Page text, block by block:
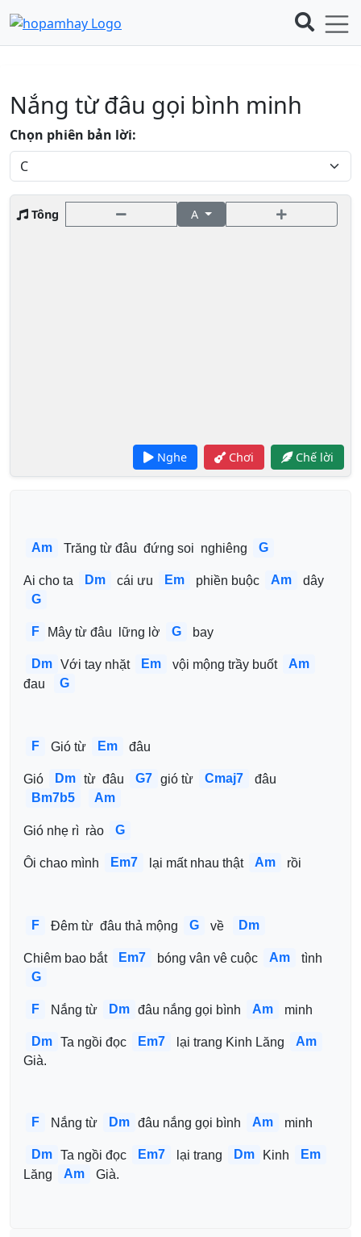
Nắng từ đâu gọi bình minh
Chọn phiên bản lời:
Tông A
Nghe Chơi Chế lời
Am Trăng từ đâu  đứng soi  nghiêng G
Ai cho ta Dm cái ưu Em phiền buộc Am
dây
G
F Mây từ đâu  lững lờ G bay
Dm Với tay nhặt Em vội mộng trầy buốt
Am
đau
G
F Gió từ Em đâu
Gió Dm từ  đâu G7 gió từ Cmaj7
đâu
Bm7b5
Am
Gió nhẹ rì  rào G
Ôi chao mình Em7 lại mất nhau thật Am rồi
F Đêm từ  đâu thả mộng G về Dm
Chiêm bao bắt Em7 bóng vân vê cuộc Am
tình
G
F Nắng từ Dm đâu nắng gọi bình Am minh
Dm Ta ngồi đọc Em7 lại trang Kinh Lăng
Am
Già.
F Nắng từ Dm đâu nắng gọi bình Am minh
Dm Ta ngồi đọc Em7 lại trang Dm Kinh
Em
Lăng
Am Già.